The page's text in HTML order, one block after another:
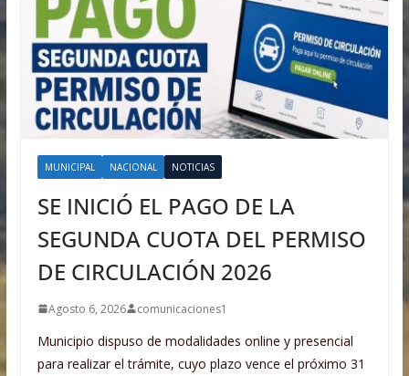
MUNICIPAL NACIONAL NOTICIAS
SE INICIÓ EL PAGO DE LA
SEGUNDA CUOTA DEL PERMISO
DE CIRCULACIÓN 2026
Agosto 6, 2026 comunicaciones1
Municipio dispuso de modalidades online y presencial
para realizar el trámite, cuyo plazo vence el próximo 31